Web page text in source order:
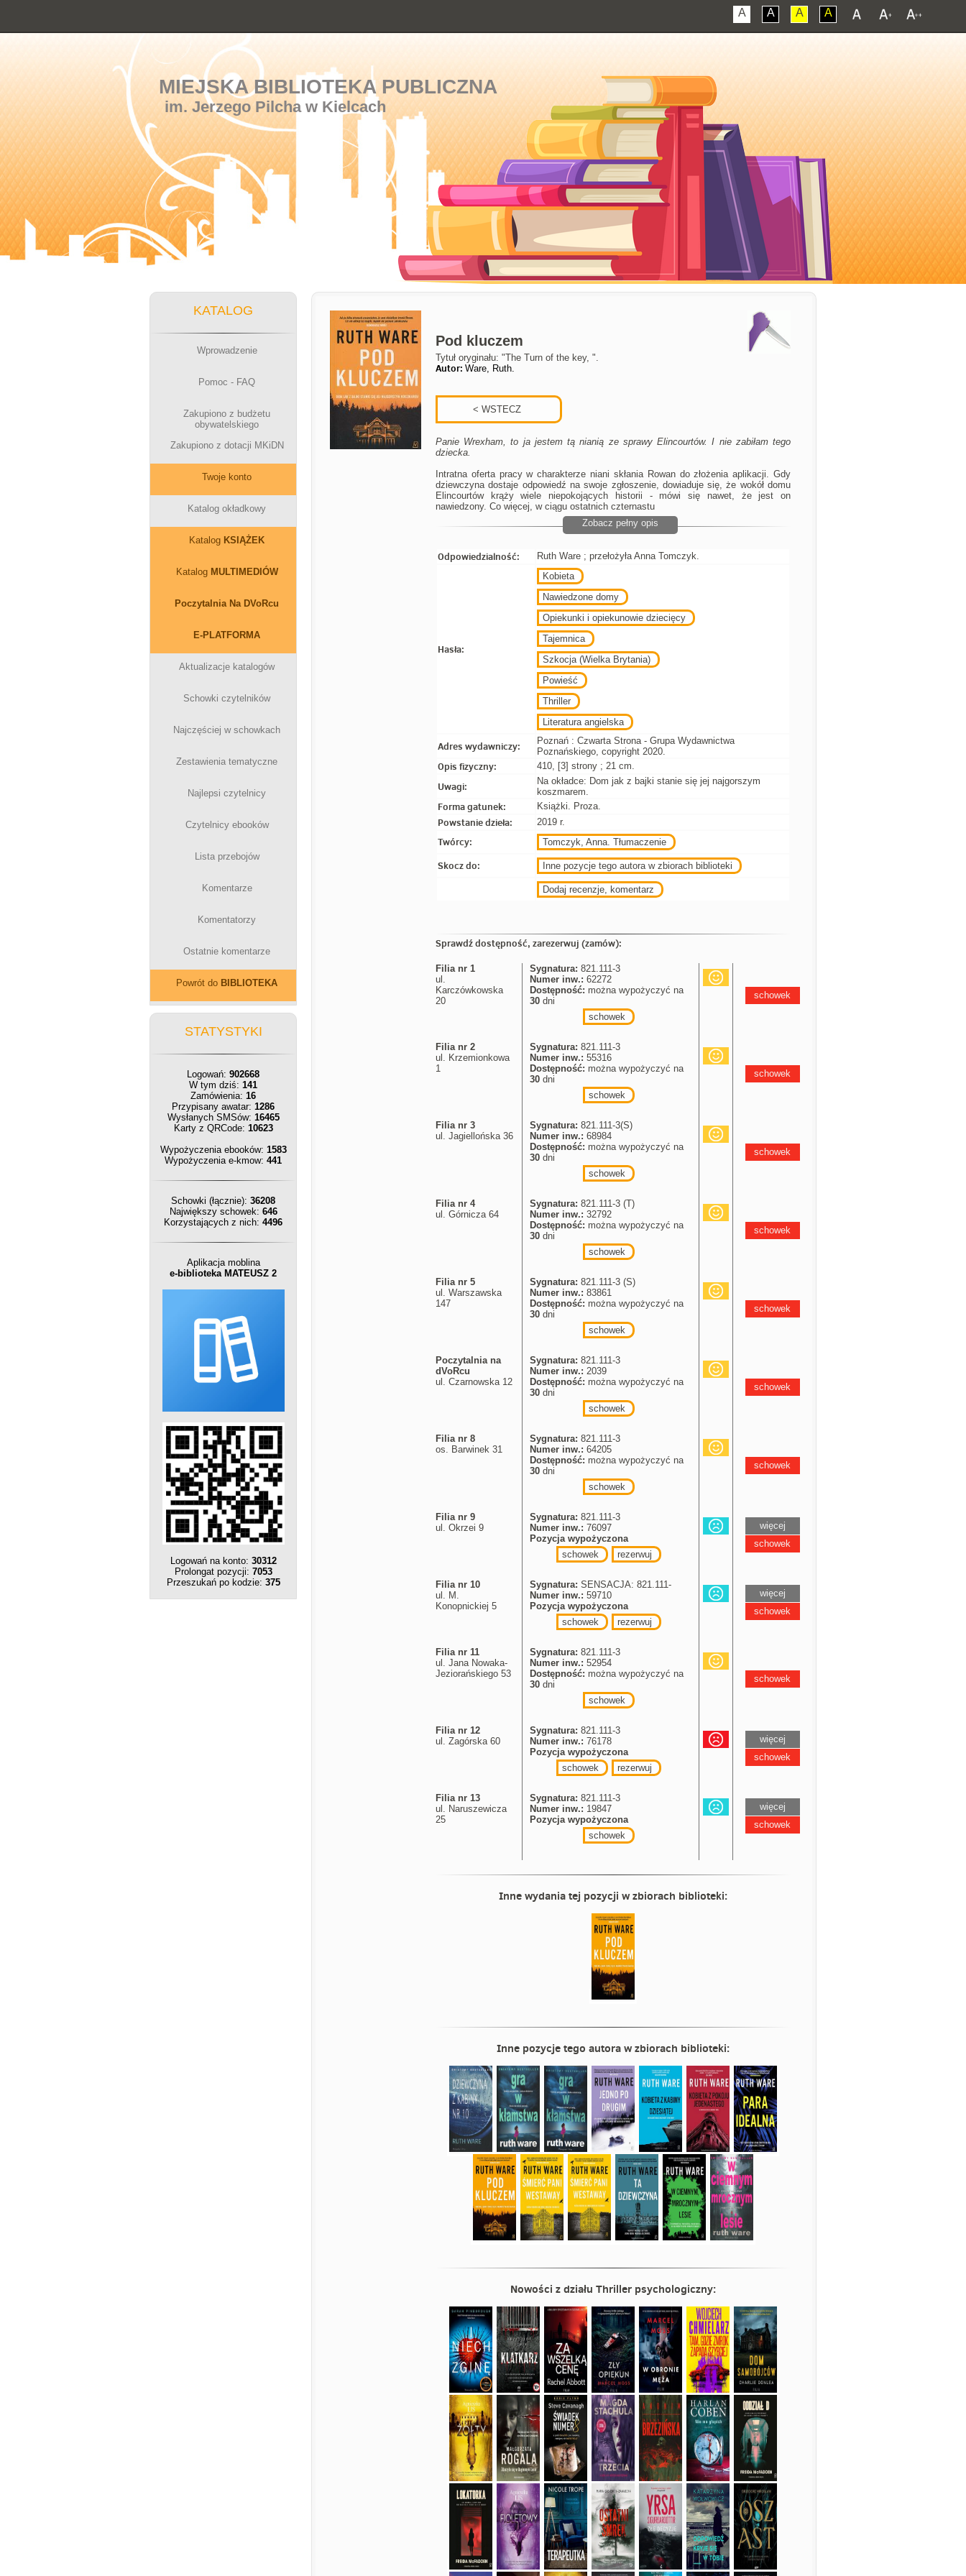
A A A A
MIEJSKA BIBLIOTEKA PUBLICZNA
im. Jerzego Pilcha w Kielcach
KATALOG
Wprowadzenie
Pomoc - FAQ
Zakupiono z budżetu
obywatelskiego
Zakupiono z dotacji MKiDN
Twoje konto
Katalog okładkowy
Katalog KSIĄŻEK
Katalog MULTIMEDIÓW
Poczytalnia Na DVoRcu
E-PLATFORMA
Aktualizacje katalogów
Schowki czytelników
Najczęściej w schowkach
Zestawienia tematyczne
Najlepsi czytelnicy
Czytelnicy ebooków
Lista przebojów
Komentarze
Komentatorzy
Ostatnie komentarze
Powrót do BIBLIOTEKA
STATYSTYKI
Logowań: 902668
W tym dziś: 141
Zamówienia: 16
Przypisany awatar: 1286
Wysłanych SMSów: 16465
Karty z QRCode: 10623
Wypożyczenia ebooków: 1583
Wypożyczenia e-kmow: 441
Schowki (łącznie): 36208
Największy schowek: 646
Korzystających z nich: 4496
Aplikacja moblina
e-biblioteka MATEUSZ 2
Logowań na konto: 30312
Prolongat pozycji: 7053
Przeszukań po kodzie: 375
Pod kluczem
Tytuł oryginału: "The Turn of the key, ".
Autor: Ware, Ruth.
Panie Wrexham, to ja jestem tą nianią ze sprawy Elincourtów. I nie zabiłam tego
dziecka.
Intratna oferta pracy w charakterze niani skłania Rowan do złożenia aplikacji. Gdy
dziewczyna dostaje odpowiedź na swoje zgłoszenie, dowiaduje się, że wokół domu
Elincourtów krąży wiele niepokojących historii - mówi się nawet, że jest on
nawiedzony. Co więcej, w ciągu ostatnich czternastu
Zobacz pełny opis
Odpowiedzialność: Ruth Ware ; przełożyła Anna Tomczyk.
Hasła:
Kobieta
Nawiedzone domy
Opiekunki i opiekunowie dziecięcy
Tajemnica
Szkocja (Wielka Brytania)
Powieść
Thriller
Literatura angielska
Adres wydawniczy:
Poznań : Czwarta Strona - Grupa Wydawnictwa
Poznańskiego, copyright 2020.
Opis fizyczny: 410, [3] strony ; 21 cm.
Uwagi:
Na okładce: Dom jak z bajki stanie się jej najgorszym
koszmarem.
Forma gatunek: Książki. Proza.
Powstanie dzieła: 2019 r.
Twórcy: Tomczyk, Anna. Tłumaczenie
Skocz do: Inne pozycje tego autora w zbiorach biblioteki
Dodaj recenzje, komentarz
Sprawdź dostępność, zarezerwuj (zamów):
Filia nr 1
ul.
Karczówkowska
20
Sygnatura: 821.111-3
Numer inw.: 62272
Dostępność: można wypożyczyć na
30 dni
schowek
schowek
Filia nr 2
ul. Krzemionkowa
1
Sygnatura: 821.111-3
Numer inw.: 55316
Dostępność: można wypożyczyć na
30 dni
schowek
schowek
Filia nr 3
ul. Jagiellońska 36
Sygnatura: 821.111-3(S)
Numer inw.: 68984
Dostępność: można wypożyczyć na
30 dni
schowek
schowek
Filia nr 4
ul. Górnicza 64
Sygnatura: 821.111-3 (T)
Numer inw.: 32792
Dostępność: można wypożyczyć na
30 dni
schowek
schowek
Filia nr 5
ul. Warszawska
147
Sygnatura: 821.111-3 (S)
Numer inw.: 83861
Dostępność: można wypożyczyć na
30 dni
schowek
schowek
Poczytalnia na
dVoRcu
ul. Czarnowska 12
Sygnatura: 821.111-3
Numer inw.: 2039
Dostępność: można wypożyczyć na
30 dni
schowek
schowek
Filia nr 8
os. Barwinek 31
Sygnatura: 821.111-3
Numer inw.: 64205
Dostępność: można wypożyczyć na
30 dni
schowek
schowek
Filia nr 9
ul. Okrzei 9
Sygnatura: 821.111-3
Numer inw.: 76097
Pozycja wypożyczona
schowek
rezerwuj
więcej
schowek
Filia nr 10
ul. M.
Konopnickiej 5
Sygnatura: SENSACJA: 821.111-
Numer inw.: 59710
Pozycja wypożyczona
schowek
rezerwuj
więcej
schowek
Filia nr 11
ul. Jana Nowaka-
Jeziorańskiego 53
Sygnatura: 821.111-3
Numer inw.: 52954
Dostępność: można wypożyczyć na
30 dni
schowek
schowek
Filia nr 12
ul. Zagórska 60
Sygnatura: 821.111-3
Numer inw.: 76178
Pozycja wypożyczona
schowek
rezerwuj
więcej
schowek
Filia nr 13
ul. Naruszewicza
25
Sygnatura: 821.111-3
Numer inw.: 19847
Pozycja wypożyczona
schowek
więcej
schowek
Inne wydania tej pozycji w zbiorach biblioteki:
Inne pozycje tego autora w zbiorach biblioteki:
Nowości z działu Thriller psychologiczny: